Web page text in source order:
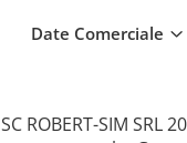
Date Comerciale
ROBERT-SIM SRL